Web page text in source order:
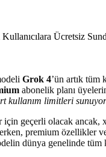
Grok 4’ün artık
abonelik planı
kullanım limitleri
geçerli olacak
premium özellikler
dünya genelinde